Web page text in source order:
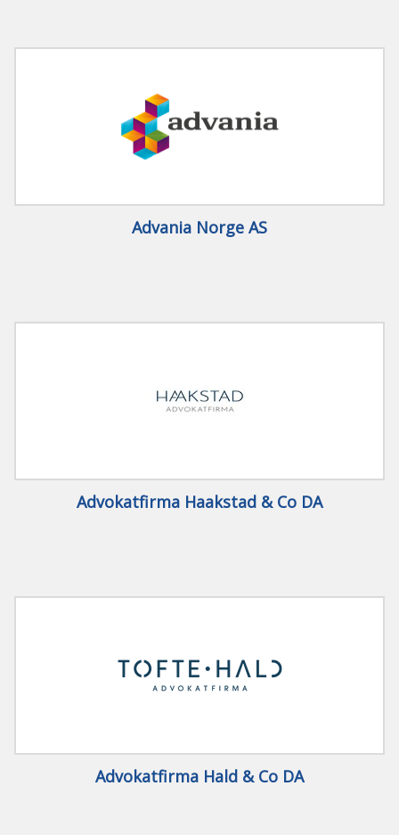
Advania Norge AS
Advokatfirma Haakstad & Co DA
Advokatfirma Hald & Co DA